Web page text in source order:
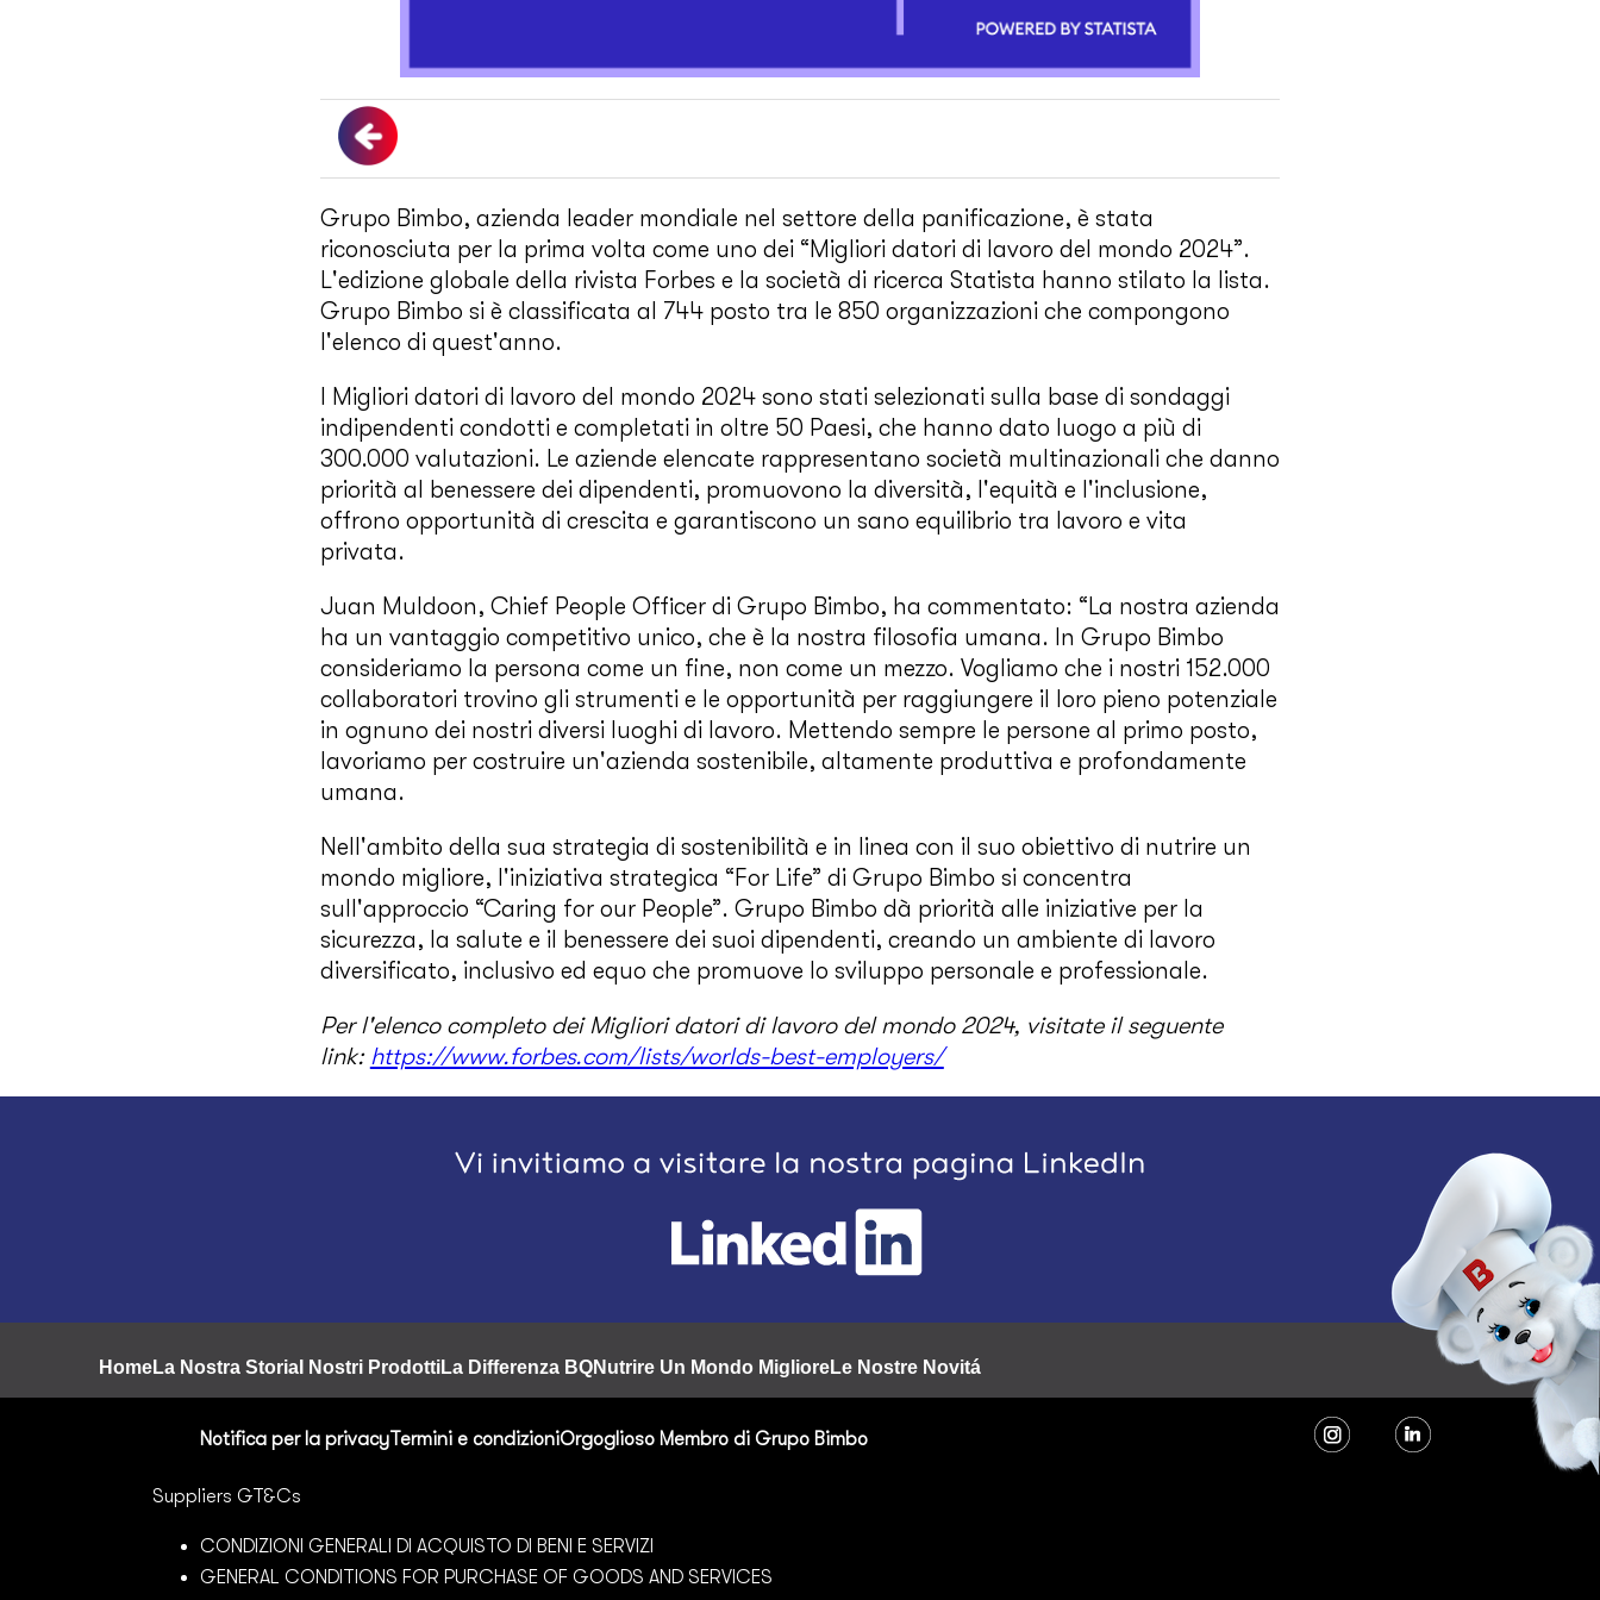
Grupo Bimbo, azienda leader mondiale nel settore della panificazione, è stata
riconosciuta per la prima volta come uno dei “Migliori datori di lavoro del mondo 2024”.
L'edizione globale della rivista Forbes e la società di ricerca Statista hanno stilato la lista.
Grupo Bimbo si è classificata al 744 posto tra le 850 organizzazioni che compongono
l'elenco di quest'anno.
I Migliori datori di lavoro del mondo 2024 sono stati selezionati sulla base di sondaggi
indipendenti condotti e completati in oltre 50 Paesi, che hanno dato luogo a più di
300.000 valutazioni. Le aziende elencate rappresentano società multinazionali che danno
priorità al benessere dei dipendenti, promuovono la diversità, l'equità e l'inclusione,
offrono opportunità di crescita e garantiscono un sano equilibrio tra lavoro e vita
privata.
Juan Muldoon, Chief People Officer di Grupo Bimbo, ha commentato: “La nostra azienda
ha un vantaggio competitivo unico, che è la nostra filosofia umana. In Grupo Bimbo
consideriamo la persona come un fine, non come un mezzo. Vogliamo che i nostri 152.000
collaboratori trovino gli strumenti e le opportunità per raggiungere il loro pieno potenziale
in ognuno dei nostri diversi luoghi di lavoro. Mettendo sempre le persone al primo posto,
lavoriamo per costruire un'azienda sostenibile, altamente produttiva e profondamente
umana.
Nell'ambito della sua strategia di sostenibilità e in linea con il suo obiettivo di nutrire un
mondo migliore, l'iniziativa strategica “For Life” di Grupo Bimbo si concentra
sull'approccio “Caring for our People”. Grupo Bimbo dà priorità alle iniziative per la
sicurezza, la salute e il benessere dei suoi dipendenti, creando un ambiente di lavoro
diversificato, inclusivo ed equo che promuove lo sviluppo personale e professionale.
Per l'elenco completo dei Migliori datori di lavoro del mondo 2024, visitate il seguente
link: https://www.forbes.com/lists/worlds-best-employers/
Footer
HomeLa Nostra Storia I Nostri ProdottiLa Differenza BQNutrire Un Mondo MiglioreLe Nostre Novitá
Notifica per la privacyTermini e condizioniOrgoglioso Membro di Grupo Bimbo
Suppliers GT&Cs
CONDIZIONI GENERALI DI ACQUISTO DI BENI E SERVIZI
GENERAL CONDITIONS FOR PURCHASE OF GOODS AND SERVICES